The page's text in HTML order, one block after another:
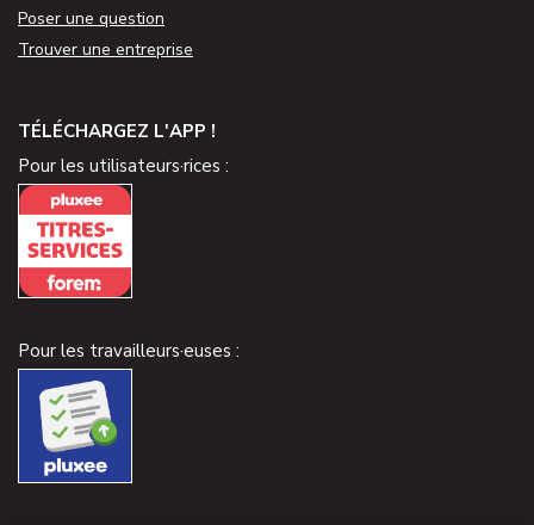
Poser une question
Trouver une entreprise
TÉLÉCHARGEZ L'APP !
Pour les utilisateurs·rices :
Pour les travailleurs·euses :